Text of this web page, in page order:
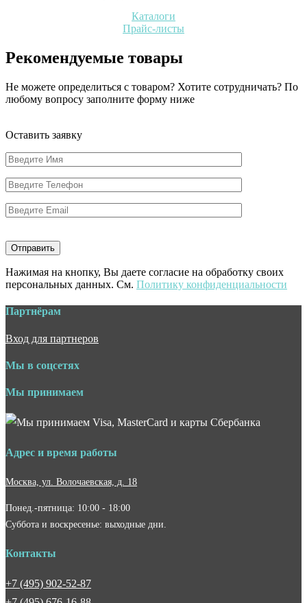
Каталоги
Прайс-листы
Рекомендуемые товары
Не можете определиться с товаром? Хотите сотрудничать? По
любому вопросу заполните форму ниже
Оставить заявку
Нажимая на кнопку, Вы даете согласие на обработку своих
персональных данных. См. Политику конфиденциальности
Партнёрам
Вход для партнеров
Мы в соцсетях
Мы принимаем
Адрес и время работы
Москва, ул. Волочаевская, д. 18
Понед.-пятница: 10:00 - 18:00
Суббота и воскресенье: выходные дни.
Контакты
+7 (495) 902-52-87